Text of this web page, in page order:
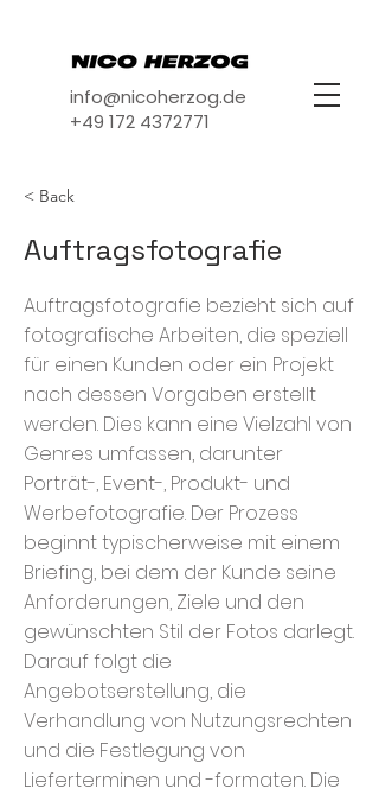
info@nicoherzog.de
+49 172 4372771
< Back
Auftragsfotografie
Auftragsfotografie bezieht sich auf
fotografische Arbeiten, die speziell
für einen Kunden oder ein Projekt
nach dessen Vorgaben erstellt
werden. Dies kann eine Vielzahl von
Genres umfassen, darunter
Porträt-, Event-, Produkt- und
Werbefotografie. Der Prozess
beginnt typischerweise mit einem
Briefing, bei dem der Kunde seine
Anforderungen, Ziele und den
gewünschten Stil der Fotos darlegt.
Darauf folgt die
Angebotserstellung, die
Verhandlung von Nutzungsrechten
und die Festlegung von
Lieferterminen und -formaten. Die